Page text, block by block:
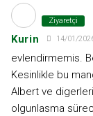
Ziyaretçi
Kurin 14/01/
evlendirmemis.
Kesinlikle bu
Albert ve
olgunlasma